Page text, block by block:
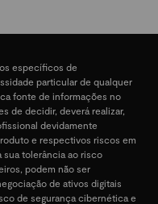
específicos de
particular de qualquer
fonte de informações no
de decidir, deverá realizar,
devidamente
e respectivos riscos em
sua tolerância ao risco
podem não ser
de ativos digitais
de segurança cibernética e